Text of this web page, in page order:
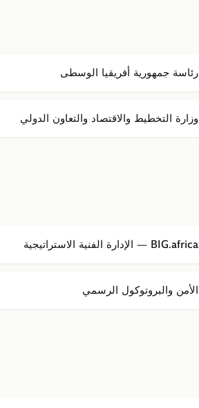
رئاسة جمهورية أفريقيا الوسطى
وزارة التخطيط والاقتصاد والتعاون الدولي
BIG.africa — الإدارة الفنية الاستراتيجية
الأمن والبروتوكول الرسمي